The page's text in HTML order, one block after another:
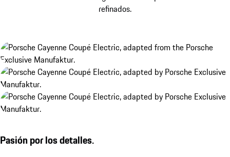
refinados.
Pasión por los detalles.